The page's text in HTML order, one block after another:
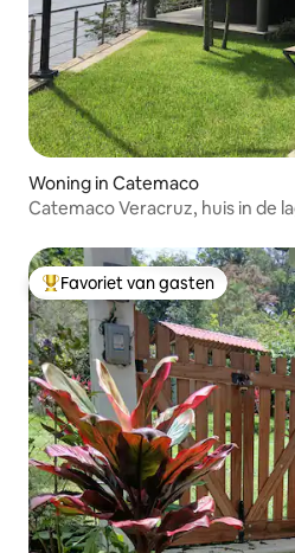
Woning in Catemaco
Catemaco Veracruz, huis in de
Topfavoriet van gasten
Favoriet van gasten